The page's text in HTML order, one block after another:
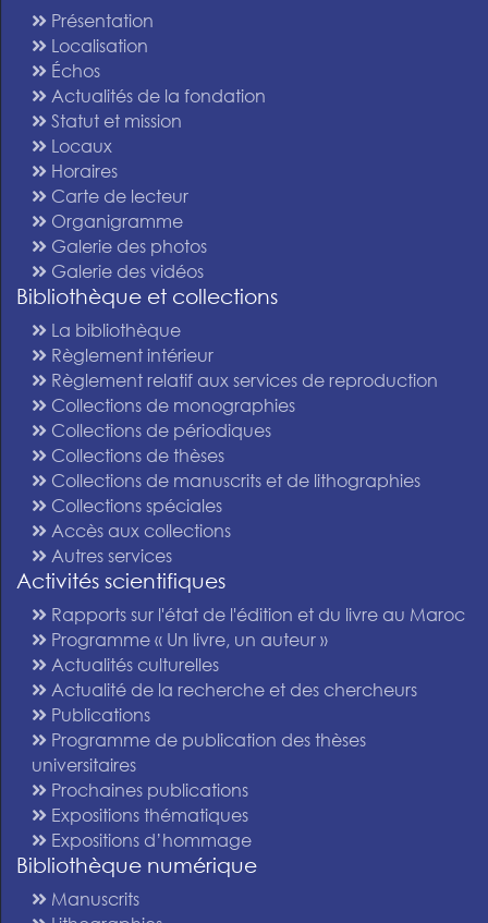
Présentation
Localisation
Échos
Actualités de la fondation
Statut et mission
Locaux
Horaires
Carte de lecteur
Organigramme
Galerie des photos
Galerie des vidéos
Bibliothèque et collections
La bibliothèque
Règlement intérieur
Règlement relatif aux services de reproduction
Collections de monographies
Collections de périodiques
Collections de thèses
Collections de manuscrits et de lithographies
Collections spéciales
Accès aux collections
Autres services
Activités scientifiques
Rapports sur l'état de l'édition et du livre au Maroc
Programme « Un livre, un auteur »
Actualités culturelles
Actualité de la recherche et des chercheurs
Publications
Programme de publication des thèses
universitaires
Prochaines publications
Expositions thématiques
Expositions d’hommage
Bibliothèque numérique
Manuscrits